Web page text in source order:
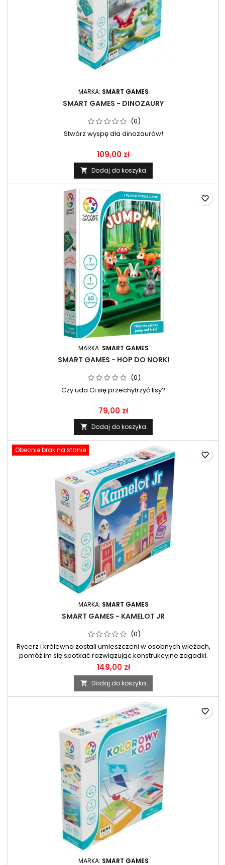
MARKA: SMART GAMES
SMART GAMES - DINOZAURY
(0)
Stwórz wyspę dla dinozaurów!
109,00 zł
 Dodaj do koszyka
MARKA: SMART GAMES
SMART GAMES - HOP DO NORKI
(0)
Czy uda Ci się przechytrzyć lisy?
79,00 zł
 Dodaj do koszyka
favorite_border
Obecnie brak na stanie
MARKA: SMART GAMES
SMART GAMES - KAMELOT JR
(0)
Rycerz i królewna zostali umieszczeni w osobnych wieżach,
pomóż im się spotkać rozwiązując konstrukcyjne zagadki.
149,00 zł
 Dodaj do koszyka
favorite_border
MARKA: SMART GAMES
favorite_border